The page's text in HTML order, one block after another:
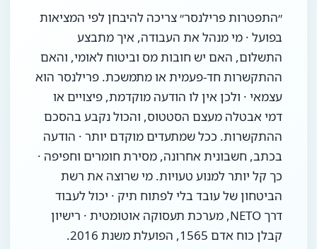
״התפטרות פרילנסר״ צריכה להיבחן לפי המציאות
בפועל · מי מנהל את העבודה, איך מתבצע
התשלום, האם יש חובות מס וביטוח לאומי, והאם
ההתקשרות חד-פעמית או מתמשכת. פרילנסר הוא
עצמאי · ולכן אין לו הודעה מוקדמת, פיצויים או
דמי אבטלה מעצם הסטטוס, והכול נקבע בהסכם
ההתקשרות. ככל שמתעדים מוקדם יותר · הודעה
בכתב, חשבונית אחרונה, מסירת חומרים וחפיפה ·
כך קל יותר למנוע טעויות. מי שרוצה את רשת
הביטחון של עובד בלי לפתוח תיק · יכול לעבוד
דרך NETO, מערכת תעסוקה אוטומטית · רישיון
קבלן כוח אדם 1565, הפועלת משנת 2016.